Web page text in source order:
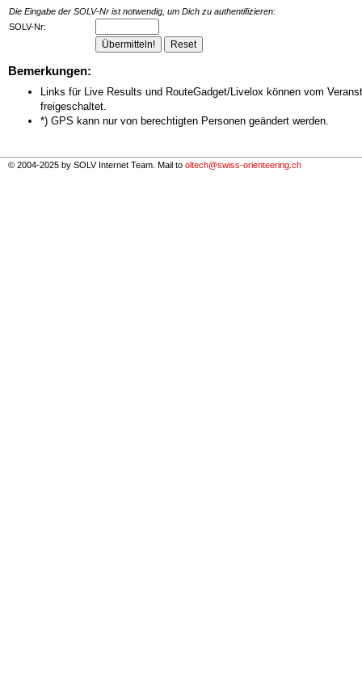
Die Eingabe der SOLV-Nr ist notwendig, um Dich zu authentifizieren:
SOLV-Nr:
Bemerkungen:
Links für Live Results und RouteGadget/Livelox können vom
freigeschaltet.
*) GPS kann nur von berechtigten Personen geändert werden.
© 2004-2025 by SOLV Internet Team. Mail to oltech@swiss-orienteering.ch